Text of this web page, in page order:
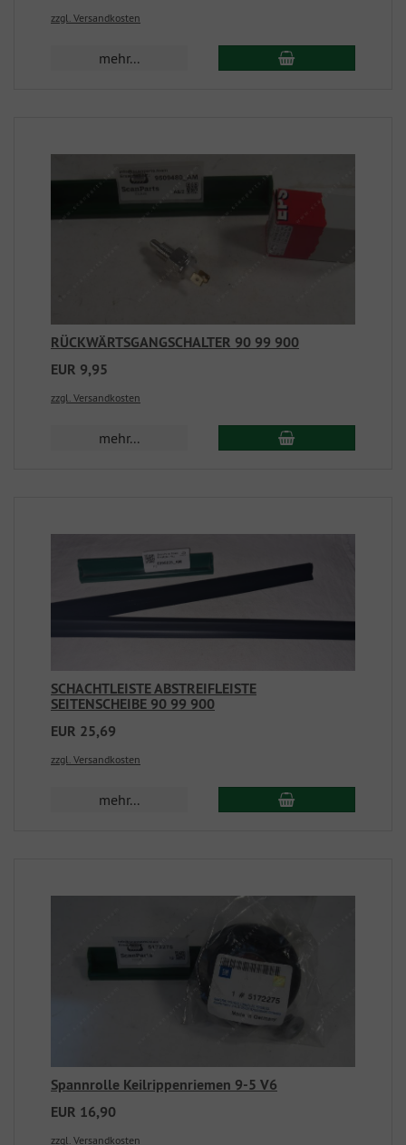
zzgl. Versandkosten
mehr...
RÜCKWÄRTSGANGSCHALTER 90 99 900
EUR 9,95
zzgl. Versandkosten
mehr...
SCHACHTLEISTE ABSTREIFLEISTE
SEITENSCHEIBE 90 99 900
EUR 25,69
zzgl. Versandkosten
mehr...
Spannrolle Keilrippenriemen 9-5 V6
EUR 16,90
zzgl. Versandkosten